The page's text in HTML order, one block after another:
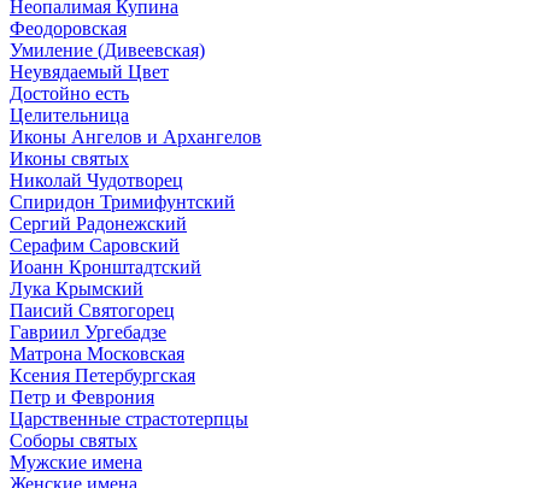
Неопалимая Купина
Феодоровская
Умиление (Дивеевская)
Неувядаемый Цвет
Достойно есть
Целительница
Иконы Ангелов и Архангелов
Иконы святых
Николай Чудотворец
Спиридон Тримифунтский
Сергий Радонежский
Серафим Саровский
Иоанн Кронштадтский
Лука Крымский
Паисий Святогорец
Гавриил Ургебадзе
Матрона Московская
Ксения Петербургская
Петр и Феврония
Царственные страстотерпцы
Соборы святых
Мужские имена
Женские имена